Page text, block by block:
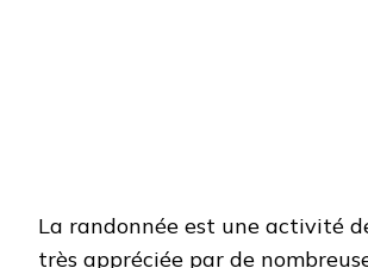
La randonnée est une activité
très appréciée par de